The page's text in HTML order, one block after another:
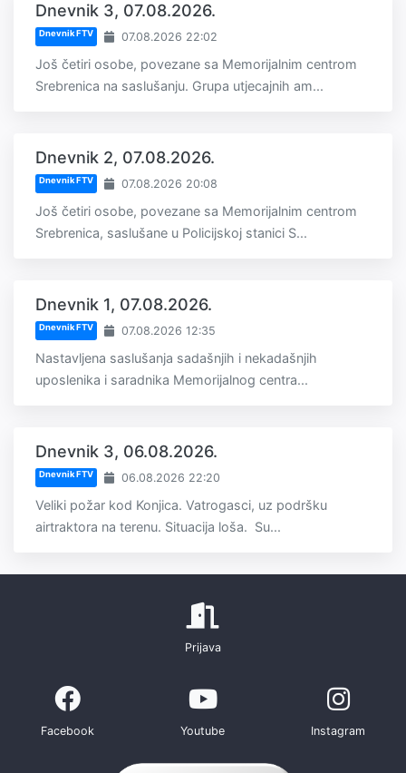
Dnevnik 3, 07.08.2026.
Dnevnik FTV 07.08.2026 22:02
Još četiri osobe, povezane sa Memorijalnim centrom
Srebrenica na saslušanju. Grupa utjecajnih am...
Dnevnik 2, 07.08.2026.
Dnevnik FTV 07.08.2026 20:08
Još četiri osobe, povezane sa Memorijalnim centrom
Srebrenica, saslušane u Policijskoj stanici S...
Dnevnik 1, 07.08.2026.
Dnevnik FTV 07.08.2026 12:35
Nastavljena saslušanja sadašnjih i nekadašnjih
uposlenika i saradnika Memorijalnog centra...
Dnevnik 3, 06.08.2026.
Dnevnik FTV 06.08.2026 22:20
Veliki požar kod Konjica. Vatrogasci, uz podršku
airtraktora na terenu. Situacija loša. Su...
Prijava
Facebook Youtube Instagram